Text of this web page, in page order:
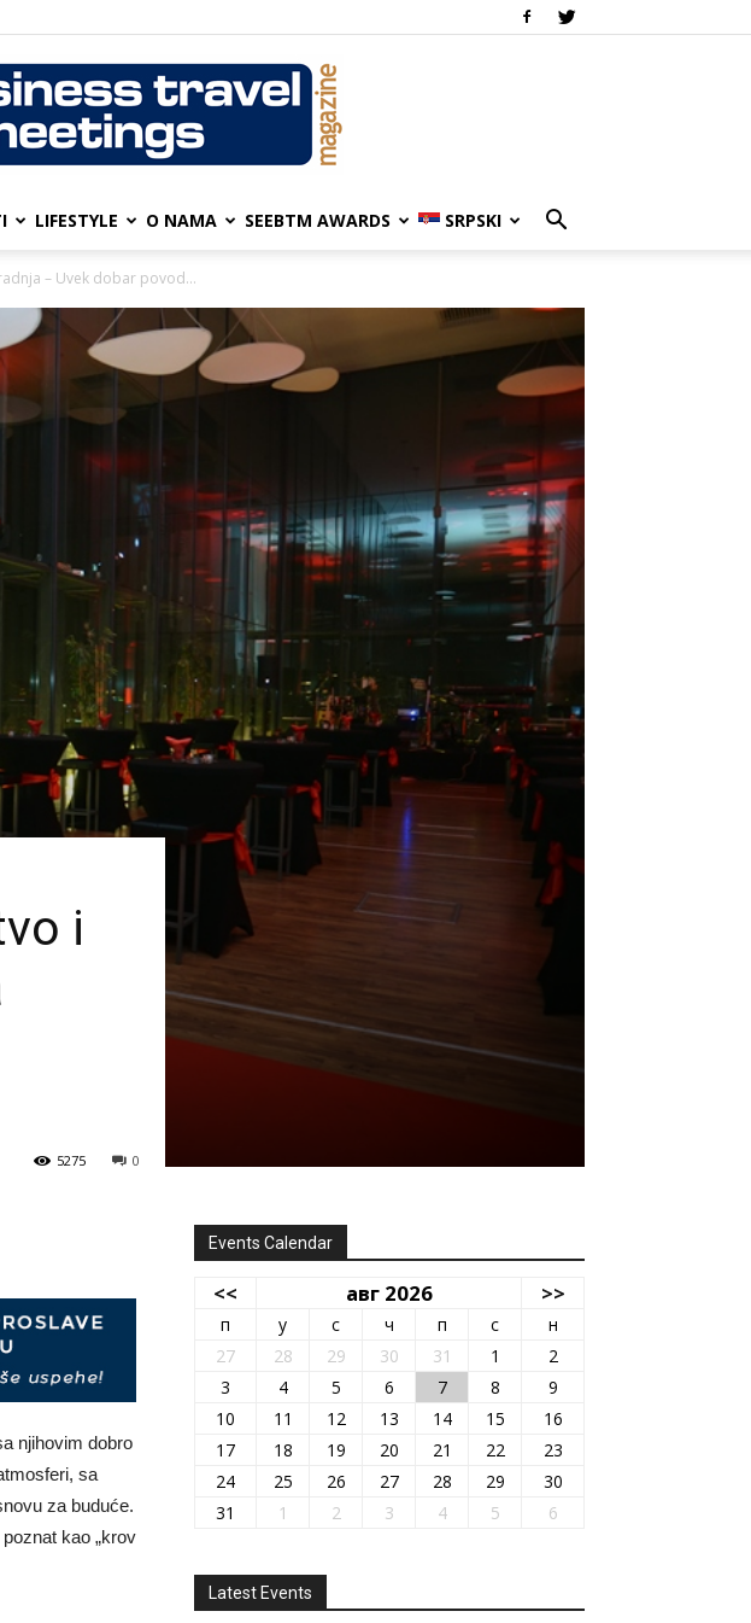
LIFESTYLE О NAMA SEEBTM AWARDS SRPSKI
– Uvek dobar povod...
i
0
5275
njihovim dobro
sa
za buduće.
poznat kao „krov
Events Calendar
<< авг 2026 >>
п у с ч п с
н
27
28 29 30 31 1
2
3
4 5 6 7 8
9
10
11 12 13 14 15
16
17
18 19 20 21 22
23
24
25 26 27 28 29
30
31
1 2 3 4 5 6
Latest Events